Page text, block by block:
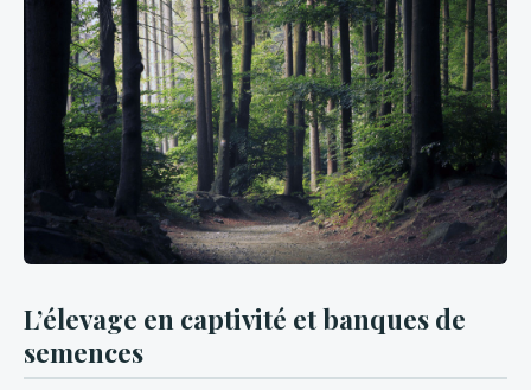
promociones y te daremos algunos consejos útiles para
sacar el mayor provecho de tu experiencia en Inkabet Perú.
¡Prepárate para sumergirte en el emocionante mundo de las
apuestas en línea y descubre todo lo que Inkabet Perú tiene
para ofrecerte!
Descubre los beneficios exclusivos de
los bonos y promociones de Inkabet
Inkabet Perú es una reconocida casa de apuestas en línea
que ofrece una amplia variedad de bonos y promociones
L’élevage en captivité et banques de
semences